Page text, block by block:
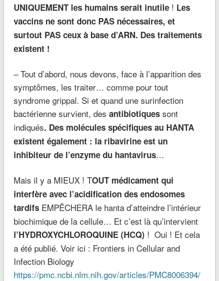
UNIQUEMENT les humains serait inutile! Les
vaccins ne sont donc PAS nécessaires, et
surtout PAS ceux à base d’ARN. Des traitements
existent !
– Tout d’abord, nous devons, face à l’apparition des
symptômes, les traiter… comme pour tout
syndrome grippal. Si et quand une surinfection
bactérienne survient, des antibiotiquessont
indiqués. Des molécules spécifiques au HANTA
existent également : la ribavirine est un
inhibiteur de l’enzyme du hantavirus…
Mais il y a MIEUX ! TOUT médicament qui
interfère avec l’acidification des endosomes
tardifsEMPÊCHERA le hanta d’atteindre l’intérieur
biochimique de la cellule… Et c’est là qu’intervient
l’HYDROXYCHLOROQUINE (HCQ) ! Oui ! Et cela
a été publié. Voir ici : Frontiers in Cellular and
Infection Biology
https://pmc.ncbi.nlm.nih.gov/articles/PMC8006394/